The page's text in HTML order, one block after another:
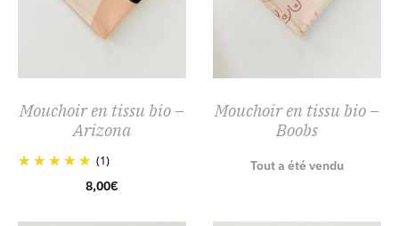
Mouchoir en tissu bio –
Arizona
(1)
8,00€
Mouchoir en tissu bio –
Boobs
Tout a été vendu